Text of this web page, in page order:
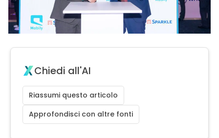
Chiedi all'AI
Riassumi questo articolo
Approfondisci con altre fonti